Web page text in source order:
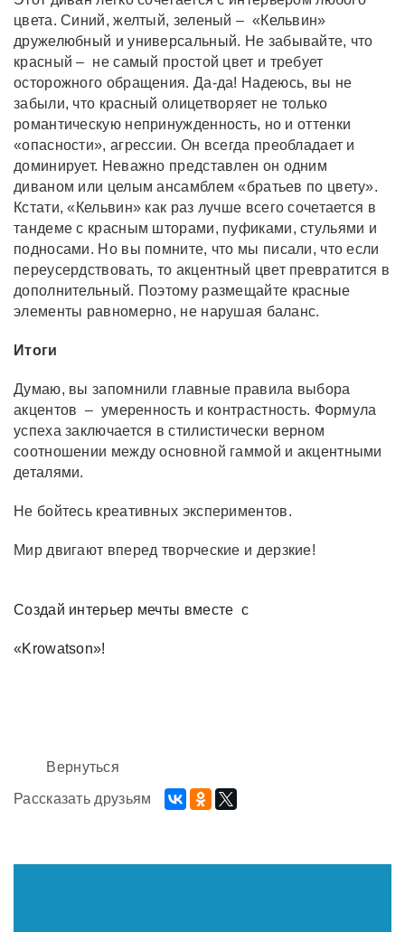
цвета. Синий, желтый, зеленый – «Кельвин»
дружелюбный и универсальный. Не забывайте, что
красный – не самый простой цвет и требует
осторожного обращения. Да-да! Надеюсь, вы не
забыли, что красный олицетворяет не только
романтическую непринужденность, но и оттенки
«опасности», агрессии. Он всегда преобладает и
доминирует. Неважно представлен он одним
диваном или целым ансамблем «братьев по цвету».
Кстати, «Кельвин» как раз лучше всего сочетается в
тандеме с красным шторами, пуфиками, стульями и
подносами. Но вы помните, что мы писали, что если
переусердствовать, то акцентный цвет превратится в
дополнительный. Поэтому размещайте красные
элементы равномерно, не нарушая баланс.
Итоги
Думаю, вы запомнили главные правила выбора
акцентов – умеренность и контрастность. Формула
успеха заключается в стилистически верном
соотношении между основной гаммой и акцентными
деталями.
Не бойтесь креативных экспериментов.
Мир двигают вперед творческие и дерзкие!
Создай интерьер мечты вместе с
«Krowatson»!
Вернуться
Рассказать друзьям